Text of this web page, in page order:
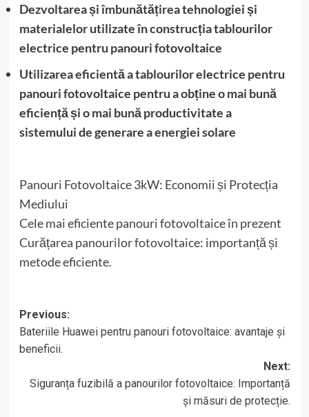
Dezvoltarea și îmbunătățirea tehnologiei și
materialelor utilizate în construcția tablourilor
electrice pentru panouri fotovoltaice
Utilizarea eficientă a tablourilor electrice pentru
panouri fotovoltaice pentru a obține o mai bună
eficiență și o mai bună productivitate a
sistemului de generare a energiei solare
Panouri Fotovoltaice 3kW: Economii și Protecția
Mediului
Cele mai eficiente panouri fotovoltaice în prezent
Curățarea panourilor fotovoltaice: importanță și
metode eficiente.
Post
navigation
Previous:
Bateriile Huawei pentru panouri fotovoltaice: avantaje și
beneficii.
Next:
Siguranța fuzibilă a panourilor fotovoltaice: Importanță
și măsuri de protecție.